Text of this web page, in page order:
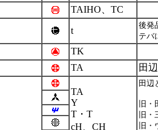
TAIHO、TC
t
後発
テバ
TK
TA 田
TA
Y
T・T
cH、CH
田辺
旧・
旧・
旧